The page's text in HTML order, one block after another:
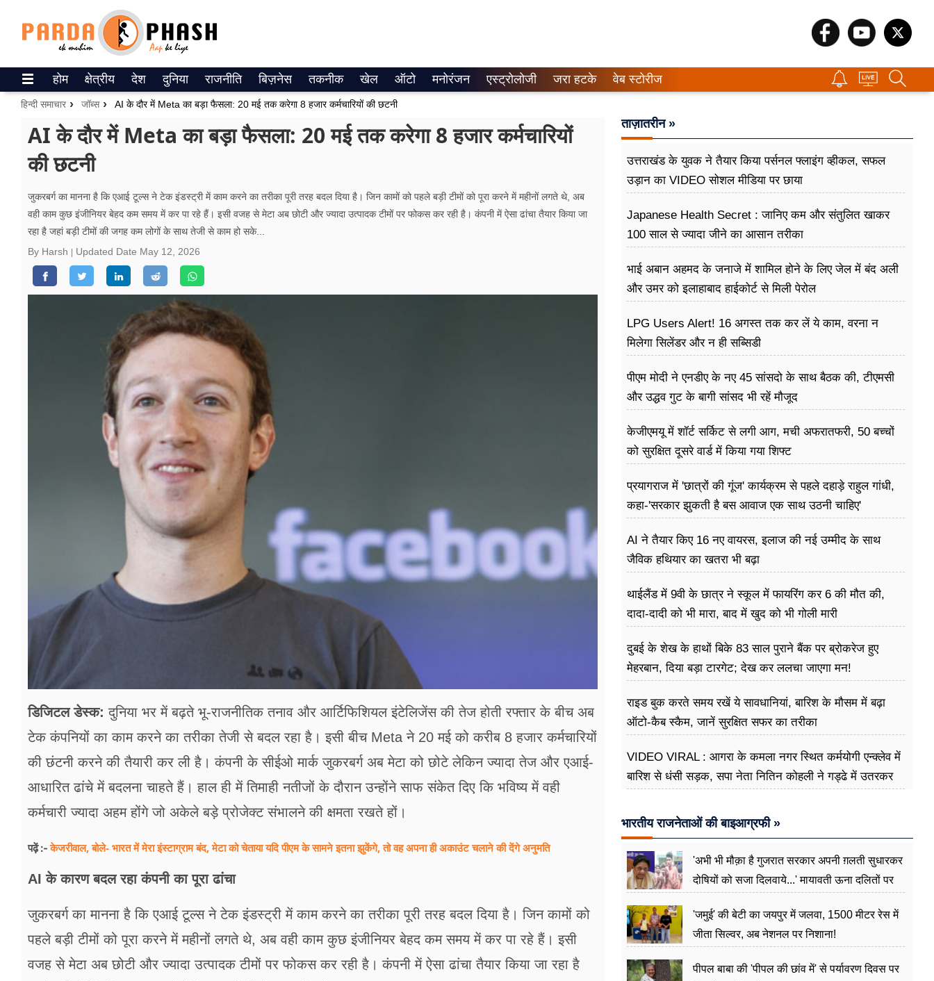
ePaper
वेब स्टोरीज
उत्तर प्रदेश
वीडियो
रिलेशनशिप
जीवन मंत्रा
होम क्षेत्रीय देश दुनिया राजनीति बिज़नेस तकनीक खेल ऑटो मनोरंजन एस्ट्रोलोजी जरा हटके वेब स्टोरीज
हिन्दी समाचार जॉब्स AI के दौर में Meta का बड़ा फैसला: 20 मई तक करेगा 8 हजार कर्मचारियों की छटनी
AI के दौर में Meta का बड़ा फैसला: 20 मई तक करेगा 8 हजार कर्मचारियों
की छटनी
जुकरबर्ग का मानना है कि एआई टूल्स ने टेक इंडस्ट्री में काम करने का तरीका पूरी तरह बदल दिया है। जिन कामों को पहले बड़ी टीमों को पूरा करने में महीनों लगते थे, अब
वही काम कुछ इंजीनियर बेहद कम समय में कर पा रहे हैं। इसी वजह से मेटा अब छोटी और ज्यादा उत्पादक टीमों पर फोकस कर रही है। कंपनी में ऐसा ढांचा तैयार किया जा
रहा है जहां बड़ी टीमों की जगह कम लोगों के साथ तेजी से काम हो सके...
By Harsh
Updated Date May 12, 2026
डिजिटल डेस्क: दुनिया भर में बढ़ते भू-राजनीतिक तनाव और आर्टिफिशियल इंटेलिजेंस की तेज होती रफ्तार के बीच अब
टेक कंपनियों का काम करने का तरीका तेजी से बदल रहा है। इसी बीच Meta ने 20 मई को करीब 8 हजार कर्मचारियों
की छंटनी करने की तैयारी कर ली है। कंपनी के सीईओ मार्क जुकरबर्ग अब मेटा को छोटे लेकिन ज्यादा तेज और एआई-
आधारित ढांचे में बदलना चाहते हैं। हाल ही में तिमाही नतीजों के दौरान उन्होंने साफ संकेत दिए कि भविष्य में वही
कर्मचारी ज्यादा अहम होंगे जो अकेले बड़े प्रोजेक्ट संभालने की क्षमता रखते हों।
पढ़ें :-केजरीवाल, बोले- भारत में मेरा इंस्टाग्राम बंद, मेटा को चेताया यदि पीएम के सामने इतना झुकेंगे, तो वह अपना ही अकाउंट चलाने की देंगे अनुमति
AI के कारण बदल रहा कंपनी का पूरा ढांचा
जुकरबर्ग का मानना है कि एआई टूल्स ने टेक इंडस्ट्री में काम करने का तरीका पूरी तरह बदल दिया है। जिन कामों को
पहले बड़ी टीमों को पूरा करने में महीनों लगते थे, अब वही काम कुछ इंजीनियर बेहद कम समय में कर पा रहे हैं। इसी
वजह से मेटा अब छोटी और ज्यादा उत्पादक टीमों पर फोकस कर रही है। कंपनी में ऐसा ढांचा तैयार किया जा रहा है
ताज़ातरीन »
उत्तराखंड के युवक ने तैयार किया पर्सनल फ्लाइंग व्हीकल, सफल
उड़ान का VIDEO सोशल मीडिया पर छाया
Japanese Health Secret : जानिए कम और संतुलित खाकर
100 साल से ज्यादा जीने का आसान तरीका
भाई अबान अहमद के जनाजे में शामिल होने के लिए जेल में बंद अली
और उमर को इलाहाबाद हाईकोर्ट से मिली पेरोल
LPG Users Alert! 16 अगस्त तक कर लें ये काम, वरना न
मिलेगा सिलेंडर और न ही सब्सिडी
पीएम मोदी ने एनडीए के नए 45 सांसदो के साथ बैठक की, टीएमसी
और उद्धव गुट के बागी सांसद भी रहें मौजूद
केजीएमयू में शॉर्ट सर्किट से लगी आग, मची अफरातफरी, 50 बच्चों
को सुरक्षित दूसरे वार्ड में किया गया शिफ्ट
प्रयागराज में 'छात्रों की गूंज' कार्यक्रम से पहले दहाड़े राहुल गांधी,
कहा-'सरकार झुकती है बस आवाज एक साथ उठनी चाहिए'
AI ने तैयार किए 16 नए वायरस, इलाज की नई उम्मीद के साथ
जैविक हथियार का खतरा भी बढ़ा
थाईलैंड में 9वी के छात्र ने स्कूल में फायरिंग कर 6 की मौत की,
दादा-दादी को भी मारा, बाद में खुद को भी गोली मारी
दुबई के शेख के हाथों बिके 83 साल पुराने बैंक पर ब्रोकरेज हुए
मेहरबान, दिया बड़ा टारगेट; देख कर ललचा जाएगा मन!
राइड बुक करते समय रखें ये सावधानियां, बारिश के मौसम में बढ़ा
ऑटो-कैब स्कैम, जानें सुरक्षित सफर का तरीका
VIDEO VIRAL : आगरा के कमला नगर स्थित कर्मयोगी एन्क्लेव में
बारिश से धंसी सड़क, सपा नेता नितिन कोहली ने गड्ढे में उतरकर
भारतीय राजनेताओं की बाइआग्रफी »
'अभी भी मौक़ा है गुजरात सरकार अपनी ग़लती सुधारकर
दोषियों को सजा दिलवाये...' मायावती ऊना दलितों पर
'जमुई' की बेटी का जयपुर में जलवा, 1500 मीटर रेस में
जीता सिल्वर, अब नेशनल पर निशाना!
पीपल बाबा की 'पीपल की छांव में' से पर्यावरण दिवस पर